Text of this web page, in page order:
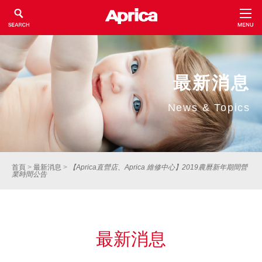
最新消息
News & Topics
首頁 > 最新消息 >
【Aprica直營店、Aprica 維修中心】2019農曆新年期間營
業時間公告
最新消息